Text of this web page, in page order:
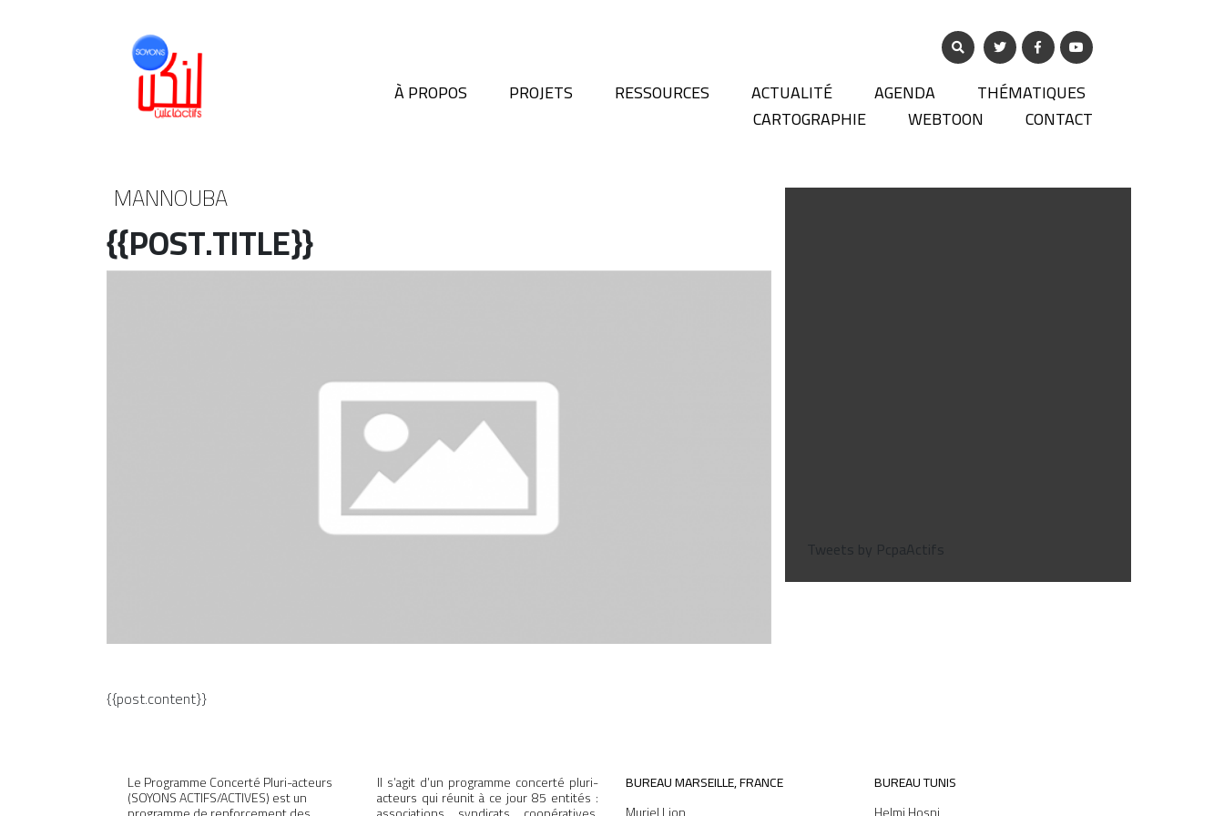
À PROPOS PROJETS RESSOURCES ACTUALITÉ AGENDA
THÉMATIQUES
CARTOGRAPHIE
WEBTOON CONTACT
MANNOUBA
{{POST.TITLE}}
{{post.content}}
Tweets by PcpaActifs
Le Programme Concerté Pluri-acteurs
(SOYONS ACTIFS/ACTIVES) est un
Il s’agit d’un programme concerté pluri-
acteurs qui réunit à ce jour 85 entités :
BUREAU MARSEILLE, FRANCE
BUREAU TUNIS